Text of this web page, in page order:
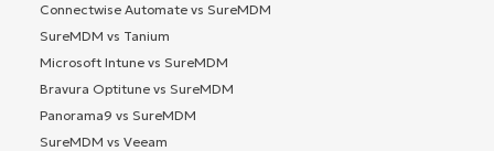
Connectwise Automate vs SureMDM
SureMDM vs Tanium
Microsoft Intune vs SureMDM
Bravura Optitune vs SureMDM
Panorama9 vs SureMDM
SureMDM vs Veeam